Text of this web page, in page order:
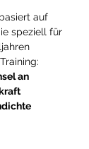
auf
speziell für
an